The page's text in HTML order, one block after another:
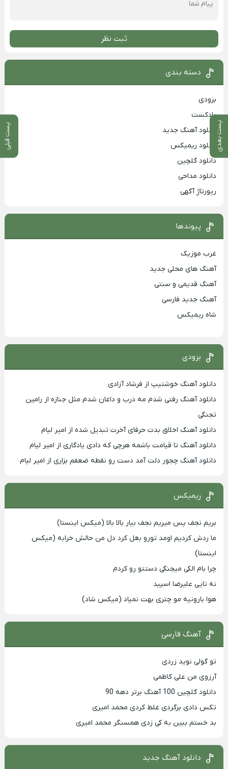
پست بعدی پست قبلی
ثبت نظر
دسته بندی
بزودی
پادکست
دانلود آهنگ جدید
دانلود ریمیکس
دانلود گلچین
دانلود مداحی
رپورتاژ آگهی
پیوندها
غرب موزیک
آهنگ های محلی جدید
آهنگ قدیمی و سنتی
آهنگ جدید فارسی
شاه ریمیکس
بزودی
دانلود آهنگ خوشتیپ از فرشاد آزادی
دانلود آهنگ رفتی شدم مه درب و داغان شدم مثل جنازه از رامین
تجنگی
دانلود آهنگ اخلاق بدت حرفای آخرت تبدیل شده از امیر لیام
دانلود آهنگ تا قیامت باشمه هرچی که دادی یادگاری از امیر لیام
دانلود آهنگ چجور دلت آمد دست رو نقطه ضعفم بزاری از امیر لیام
ریمیکس
بریم نجف پس میریم نجف بیار بالا بالا (میکس اینستا)
ما ردش کردیم اومد تورو بغل کرد دل من حالش خرابه (میکس
اینستا)
چرا بام الکی میجنگی دستتو رو کردم
نه تایی علیرضا اسپید
هوا بارونیه مو چتری بهت نمیاد (میکس شاد)
آهنگ فارسی
تو گولی نوید زردی
آرزوی من علی کاظمی
دانلود گلچین 100 آهنگ برتر دهه 90
تکس دادی برگردی غلط کردی محمد امیری
بد خستم ببین به کی زدی همسنگر محمد امیری
دانلود آهنگ جدید